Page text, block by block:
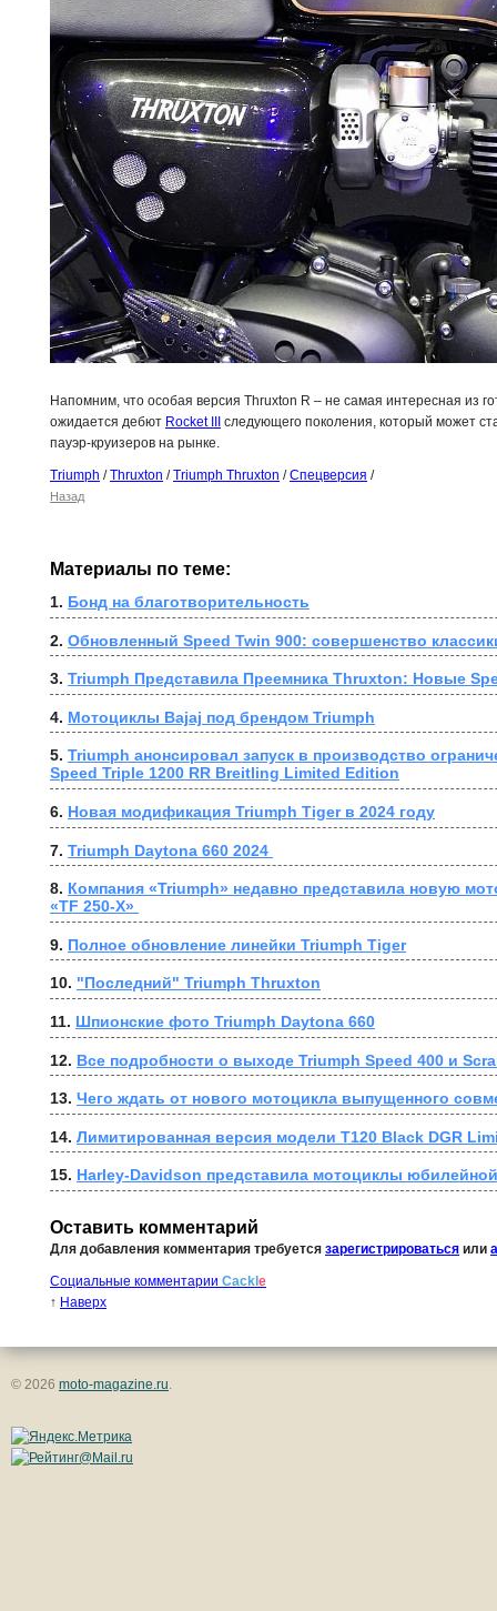
Напомним, что особая версия Thruxton R – не самая интересная из
ожидается дебют Rocket III
следующего поколения, который может
пауэр-круизеров на рынке.
Triumph /Thruxton /Triumph Thruxton /Спецверсия /
Назад
Материалы по теме:
1. Бонд на благотворительность
2. Обновленный Speed Twin 900: совершенство
3. Triumph Представила Преемника Thruxton: Новые
4. Мотоциклы Bajaj под брендом Triumph
5. Triumph анонсировал запуск в производство
Speed Triple 1200 RR Breitling Limited Edition
6. Новая модификация Triumph Tiger в 2024 году
7. Triumph Daytona 660 2024
8. Компания «Triumph» недавно представила новую
«TF 250-X»
9. Полное обновление линейки Triumph Tiger
10. "Последний" Triumph Thruxton
11. Шпионские фото Triumph Daytona 660
12. Все подробности о выходе Triumph Speed 400 и
13. Чего ждать от нового мотоцикла выпущенного
14. Лимитированная версия модели T120 Black DGR
15. Harley-Davidson представила мотоциклы
Оставить комментарий
Для добавления комментария требуется зарегистрироваться или
Социальные комментарии Cackl e
↑ Наверх
© 2026 moto-magazine.ru.